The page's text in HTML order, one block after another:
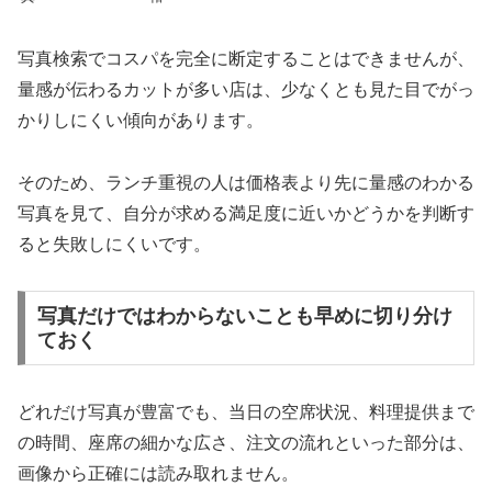
写真検索でコスパを完全に断定することはできませんが、
量感が伝わるカットが多い店は、少なくとも見た目でがっ
かりしにくい傾向があります。
そのため、ランチ重視の人は価格表より先に量感のわかる
写真を見て、自分が求める満足度に近いかどうかを判断す
ると失敗しにくいです。
写真だけではわからないことも早めに切り分け
ておく
どれだけ写真が豊富でも、当日の空席状況、料理提供まで
の時間、座席の細かな広さ、注文の流れといった部分は、
画像から正確には読み取れません。